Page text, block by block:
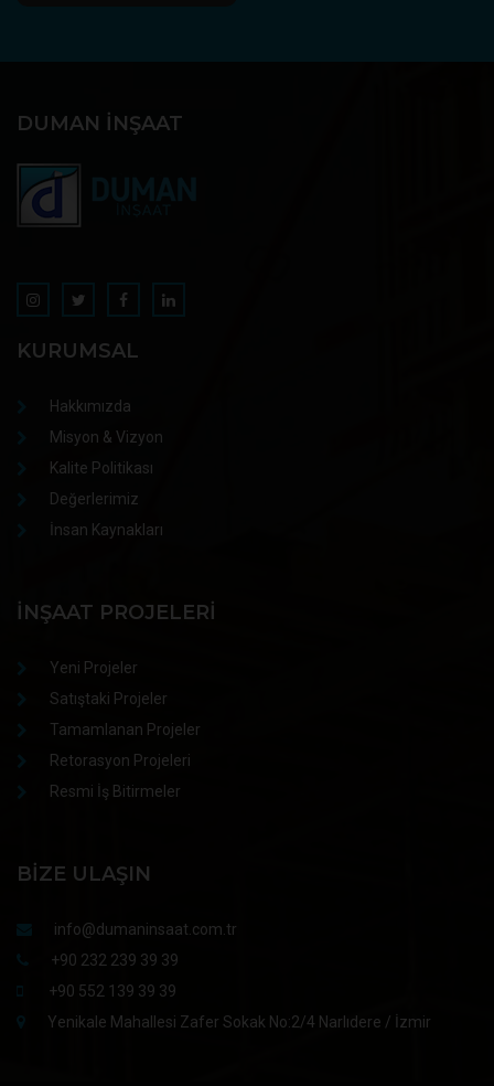
DUMAN İNŞAAT
KURUMSAL
Hakkımızda
Misyon & Vizyon
Kalite Politikası
Değerlerimiz
İnsan Kaynakları
İNŞAAT PROJELERI
Yeni Projeler
Satıştaki Projeler
Tamamlanan Projeler
Retorasyon Projeleri
Resmi İş Bitirmeler
BIZE ULAŞIN
info@dumaninsaat.com.tr
+90 232 239 39 39
+90 552 139 39 39
Yenikale Mahallesi Zafer Sokak No:2/4 Narlıdere / İzmir